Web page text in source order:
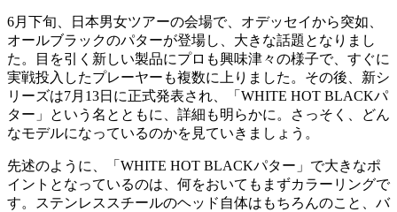
6月下旬、日本男女ツアーの会場で、オデッセイから突如、
オールブラックのパターが登場し、大きな話題となりまし
た。目を引く新しい製品にプロも興味津々の様子で、すぐに
実戦投入したプレーヤーも複数に上りました。その後、新シ
リーズは7月13日に正式発表され、「WHITE HOT BLACKパ
ター」という名とともに、詳細も明らかに。さっそく、どん
なモデルになっているのかを見ていきましょう。
先述のように、「WHITE HOT BLACKパター」で大きなポ
イントとなっているのは、何をおいてもまずカラーリングで
す。ステンレススチールのヘッド自体はもちろんのこと、バ